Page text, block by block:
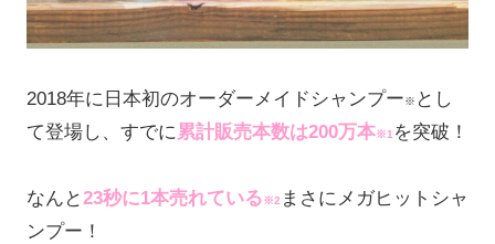
2018年に日本初のオーダーメイドシャンプー※ とし
て登場し、すでに 累計販売本数は200万本※1 を突破！
なんと23秒に1本売れている※2 まさにメガヒットシャ
ンプー！